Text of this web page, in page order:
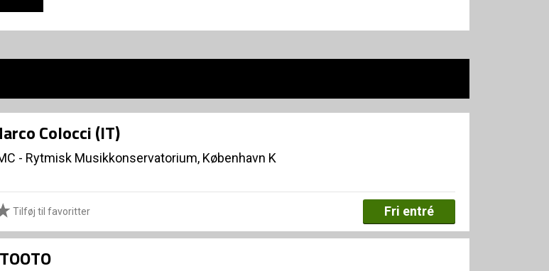
Colocci (IT)
- Rytmisk Musikkonservatorium, København K
Tilføj til favoritter Fri entré